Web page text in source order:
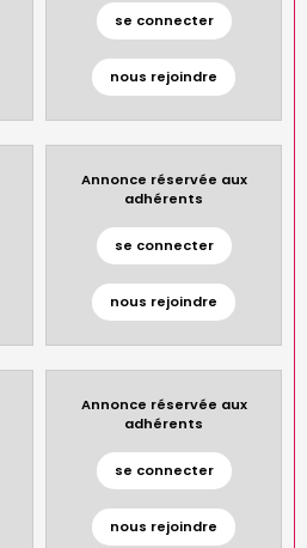
se connecter
nous rejoindre
Annonce réservée aux
adhérents
se connecter
nous rejoindre
Annonce réservée aux
adhérents
se connecter
nous rejoindre